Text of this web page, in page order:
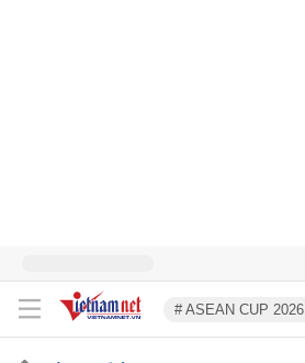
# ASEAN CUP 2026